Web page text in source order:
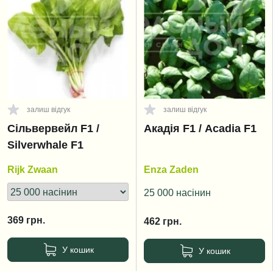
залиш відгук
Сільвервейл F1 /
Silverwhale F1
Rijk Zwaan
369 грн.
У кошик
залиш відгук
Акадія F1 / Acadia F1
Enza Zaden
25 000 насінин
462 грн.
У кошик